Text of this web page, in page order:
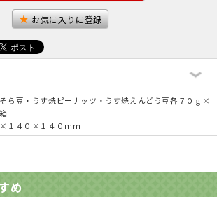
お気に入りに登録
ら豆・うす焼ピーナッツ・うす焼えんどう豆各７０ｇ×
１４０×１４０ｍｍ
め